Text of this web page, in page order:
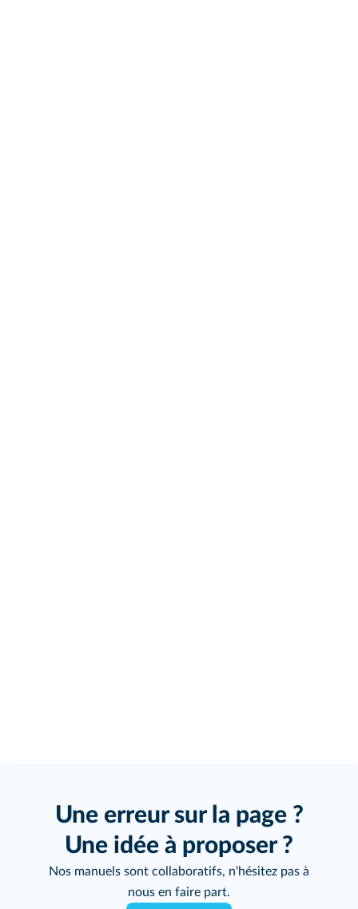
Une erreur sur la page ?
Une idée à proposer ?
Nos manuels sont collaboratifs, n'hésitez pas à
nous en faire part.